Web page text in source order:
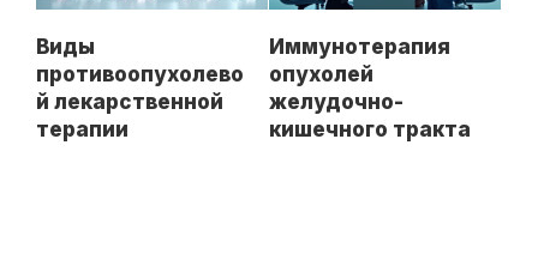
Виды
противоопухолево
й лекарственной
терапии
Иммунотерапия
опухолей
желудочно-
кишечного тракта